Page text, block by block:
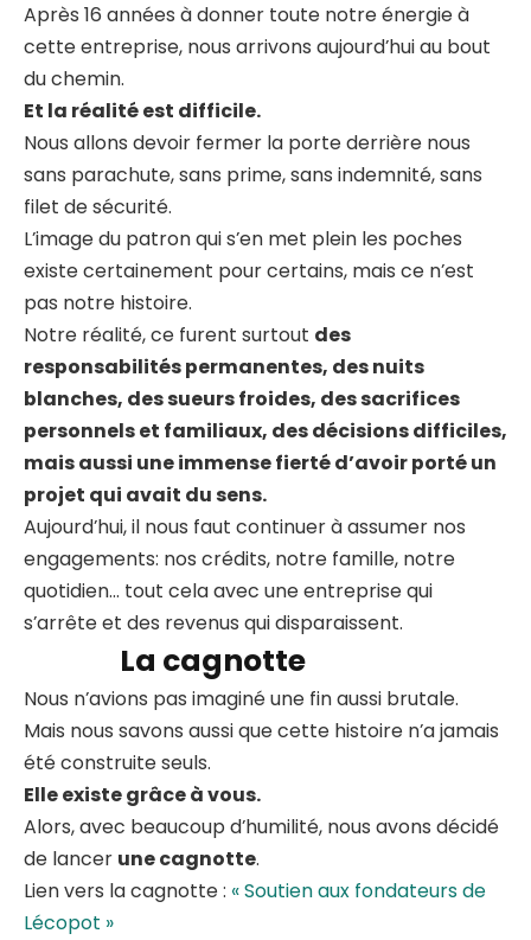
Après 16 années à donner toute notre énergie à
cette entreprise, nous arrivons aujourd’hui au bout
du chemin.
Et la réalité est difficile.
Nous allons devoir fermer la porte derrière nous
sans parachute, sans prime, sans indemnité, sans
filet de sécurité.
L’image du patron qui s’en met plein les poches
existe certainement pour certains, mais ce n’est
pas notre histoire.
Notre réalité, ce furent surtout des
responsabilités permanentes, des nuits
blanches, des sueurs froides, des sacrifices
personnels et familiaux, des décisions difficiles,
mais aussi une immense fierté d’avoir porté un
projet qui avait du sens.
Aujourd’hui, il nous faut continuer à assumer nos
engagements: nos crédits, notre famille, notre
quotidien… tout cela avec une entreprise qui
s’arrête et des revenus qui disparaissent.
La cagnotte
Nous n’avions pas imaginé une fin aussi brutale.
Mais nous savons aussi que cette histoire n’a jamais
été construite seuls.
Elle existe grâce à vous.
Alors, avec beaucoup d’humilité, nous avons décidé
de lancer une cagnotte.
Lien vers la cagnotte : « Soutien aux fondateurs de
Lécopot »